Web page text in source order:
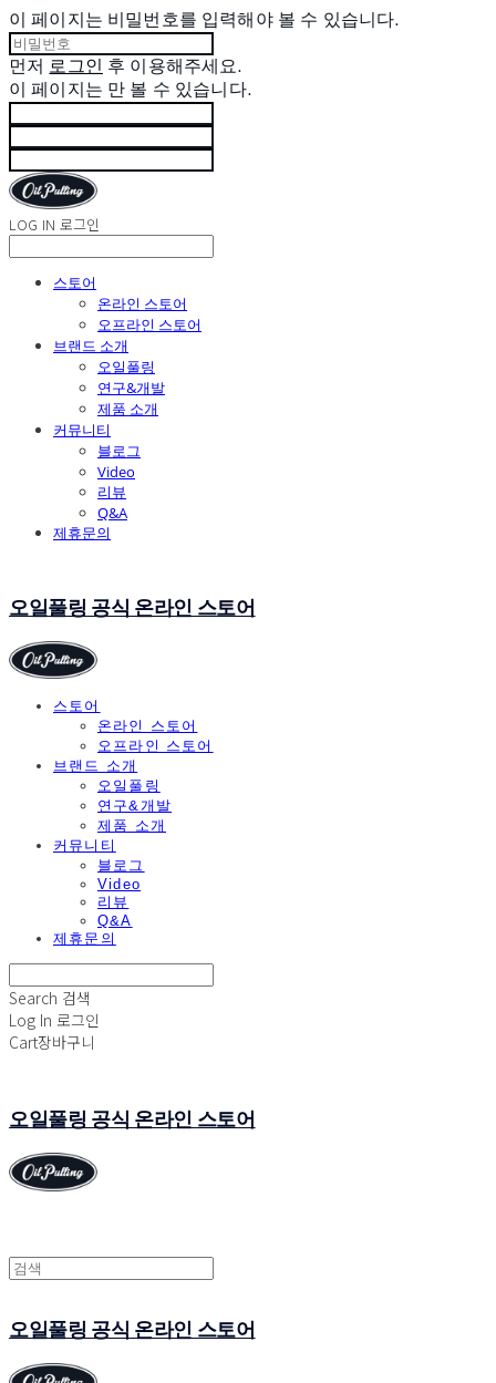
이 페이지는 비밀번호를 입력해야 볼 수 있습니다.
먼저 로그인 후 이용해주세요.
이 페이지는 만 볼 수 있습니다.
LOG IN 로그인
스토어
온라인 스토어
오프라인 스토어
브랜드 소개
오일풀링
연구&개발
제품 소개
커뮤니티
블로그
Video
리뷰
Q&A
제휴문의
오일풀링 공식 온라인 스토어
스토어
온라인 스토어
오프라인 스토어
브랜드 소개
오일풀링
연구&개발
제품 소개
커뮤니티
블로그
Video
리뷰
Q&A
제휴문의
Search 검색
Log In 로그인
Cart장바구니
오일풀링 공식 온라인 스토어
오일풀링 공식 온라인 스토어